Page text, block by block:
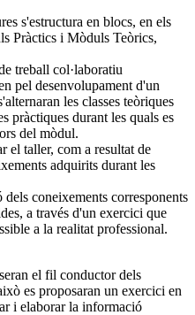
s'estructura en blocs, en els
Pràctics i Mòduls Teòrics,
treball col·laboratiu
pel desenvolupament d'un
les classes teòriques
pràctiques durant les quals es
del mòdul.
el taller, com a resultat de
adquirits durant les
coneixements corresponents
a través d'un exercici que
a la realitat professional.
el fil conductor dels
es proposaran un exercici en
i elaborar la informació